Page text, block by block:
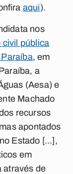
aqui).
nos
civil pública
, em
a
(Aesa) e
Machado
recursos
apontados
Estado [...],
em
através de